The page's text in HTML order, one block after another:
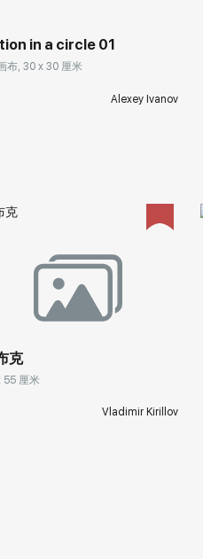
in a circle 01
布, 30 x 30 厘米
Alexey Ivanov
克
55 厘米
Vladimir Kirillov